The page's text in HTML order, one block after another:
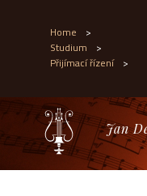
Home >
Studium >
Přijímací řízení >
Jan